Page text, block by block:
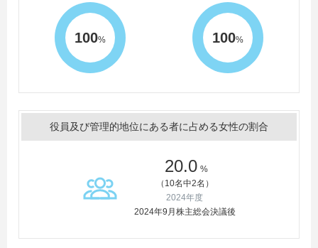
100% 100%
役員及び管理的地位にある者に占める女性の割合
20.0 %
（10名中2名）
2024年度
2024年9月株主総会決議後